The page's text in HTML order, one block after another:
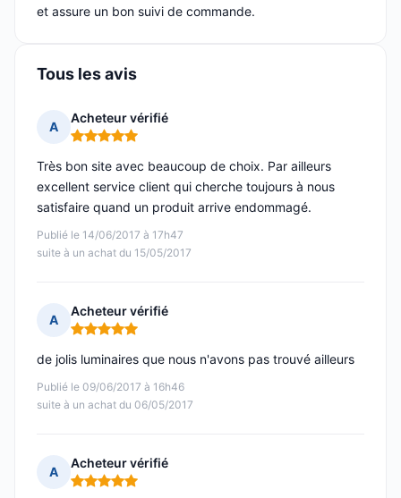
et assure un bon suivi de commande.
Tous les avis
A
Acheteur vérifié
Note : 5 sur 5
Publié le 14/06/2017 à 17h47
suite à un achat du 15/05/2017
Très bon site avec beaucoup de choix. Par ailleurs
excellent service client qui cherche toujours à nous
satisfaire quand un produit arrive endommagé.
A
Acheteur vérifié
Note : 5 sur 5
Publié le 09/06/2017 à 16h46
suite à un achat du 06/05/2017
de jolis luminaires que nous n'avons pas trouvé ailleurs
A
Acheteur vérifié
Note : 5 sur 5